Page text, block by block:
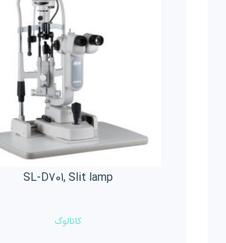
SL-D701, Slit lamp
کاتالوگ